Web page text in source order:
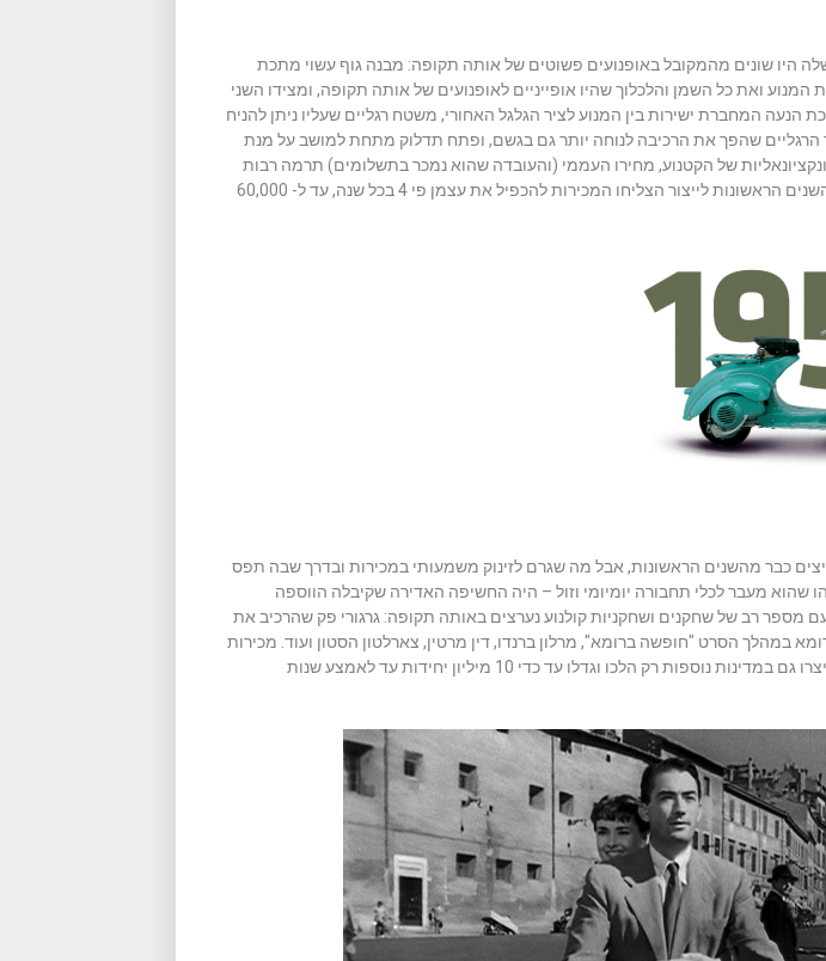
היו שונים מהמקובל באופנועים פשוטים של אותה תקופה: מבנה גוף עשוי מתכת
ואת כל השמן והלכלוך שהיו אופייניים לאופנועים של אותה תקופה, ומצידו השני
הנעה המחברת ישירות בין המנוע לציר הגלגל האחורי, משטח רגליים שעליו ניתן להניח
הרגליים שהפך את הרכיבה לנוחה יותר גם בגשם, ופתח תדלוק מתחת למושב על מנת
של הקטנוע, מחירו העממי (והעובדה שהוא נמכר בתשלומים) תרמה רבות
להצלחתו, כשבמהלך 4 השנים הראשונות לייצור הצליחו המכירות להכפיל את עצמן פי 4 בכל שנה, עד ל- 60,000
כבר מהשנים הראשונות, אבל מה שגרם לזינוק משמעותי במכירות ובדרך שבה תפס
שהוא מעבר לכלי תחבורה יומיומי וזול – היה החשיפה האדירה שקיבלה הווספה
מספר רב של שחקנים ושחקניות קולנוע נערצים באותה תקופה: גרגורי פק שהרכיב את
במהלך הסרט "חופשה ברומא", מרלון ברנדו, דין מרטין, צארלטון הסטון ועוד. מכירות
המותג שבנתיים החלו ליצרו גם במדינות נוספות רק הלכו וגדלו עד כדי 10 מיליון יחידות עד לאמצע שנות